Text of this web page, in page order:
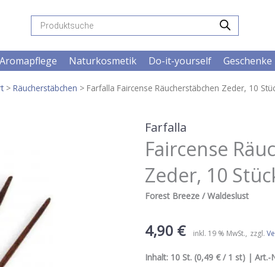
Products
search
Aromapflege Naturkosmetik Do-it-yourself Geschenke
> Räucherstäbchen > Farfalla Faircense Räucherstäbchen Zeder, 10
Farfalla
Faircense
Zeder, 10
Forest Breeze / Waldeslust
4,90 € inkl. 19 % MwSt. zzgl.
Inhalt: 10 St. (0,49 € / 1 st) | Art.-